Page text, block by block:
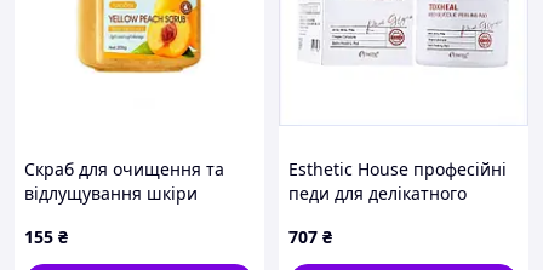
Скраб для очищення та
відлущування шкіри
155 ₴
Esthetic House професійні
педи для делікатного
707 ₴